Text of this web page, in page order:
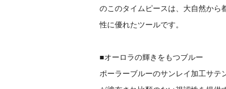
のこのタイムピースは、大自然から
性に優れたツールです。
■オーロラの輝きをもつブルー
ポーラーブルーのサンレイ加工サ